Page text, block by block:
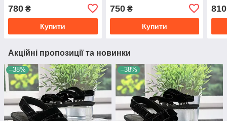
780 ₴
Купити
750₴
Купити
810
Акційні пропозиції та новинки
–38% –38%